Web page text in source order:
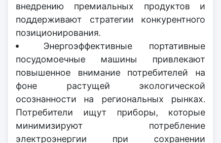
внедрению премиальных продуктов и
поддерживают стратегии конкурентного
позиционирования.
Энергоэффективные портативные
посудомоечные машины привлекают
повышенное внимание потребителей на
фоне растущей экологической
осознанности на региональных рынках.
Потребители ищут приборы, которые
минимизируют потребление
электроэнергии при сохранении